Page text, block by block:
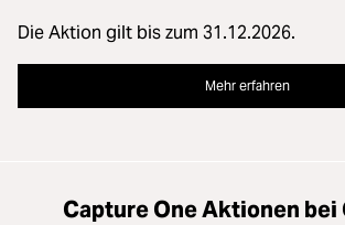
Die Aktion gilt bis zum 31.12.2026.
Mehr erfahren
Capture One Aktionen bei